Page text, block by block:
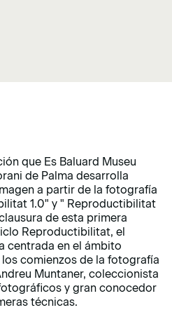
que Es Baluard Museu
de Palma desarrolla
a partir de la fotografía
1.0" y " Reproductibilitat
de esta primera
Reproductibilitat, el
centrada en el ámbito
comienzos de la fotografía
Muntaner, coleccionista
y gran conocedor
técnicas.